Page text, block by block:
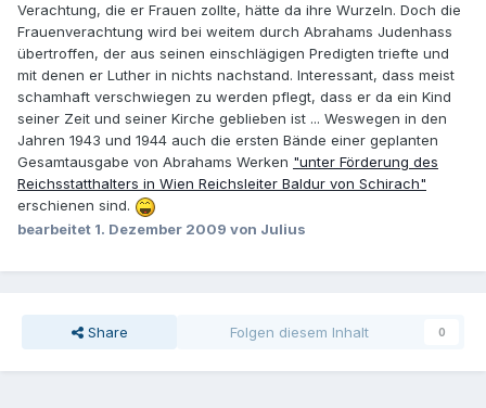
Verachtung, die er Frauen zollte, hätte da ihre Wurzeln. Doch die
Frauenverachtung wird bei weitem durch Abrahams Judenhass
übertroffen, der aus seinen einschlägigen Predigten triefte und
mit denen er Luther in nichts nachstand. Interessant, dass meist
schamhaft verschwiegen zu werden pflegt, dass er da ein Kind
seiner Zeit und seiner Kirche geblieben ist ... Weswegen in den
Jahren 1943 und 1944 auch die ersten Bände einer geplanten
Gesamtausgabe von Abrahams Werken "unter Förderung des
Reichsstatthalters in Wien Reichsleiter Baldur von Schirach"
erschienen sind.
bearbeitet 1. Dezember 2009 von Julius
Share Folgen diesem Inhalt 0